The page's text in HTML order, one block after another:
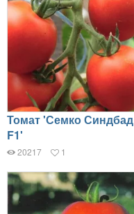
Томат 'Семко Синдбад
F1'
20217 1